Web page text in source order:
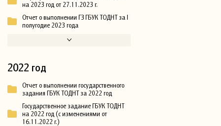
на 2023 год от 27.11.2023 г.
Отчет о выполнении ГЗ ГБУК ТОДНТ за I
полугодие 2023 года
2022 год
Отчет о выполнении государственного
задания ГБУК ТОДНТ за 2022 год
Государственное задание ГБУК ТОДНТ
на 2022 год (с изменениями от
16.11.2022 г.)